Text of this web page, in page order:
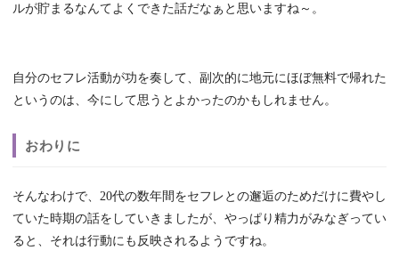
ルが貯まるなんてよくできた話だなぁと思いますね～。
自分のセフレ活動が功を奏して、副次的に地元にほぼ無料で帰れた
というのは、今にして思うとよかったのかもしれません。
おわりに
そんなわけで、20代の数年間をセフレとの邂逅のためだけに費やし
ていた時期の話をしていきましたが、やっぱり精力がみなぎってい
ると、それは行動にも反映されるようですね。